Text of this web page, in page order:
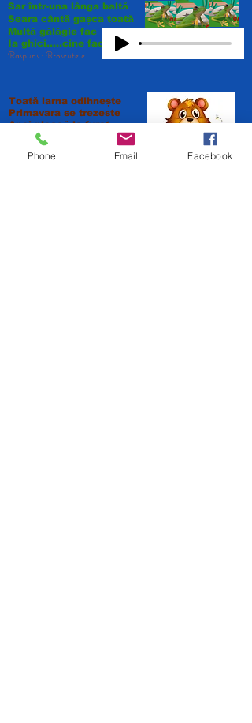
Sar într-una lânga baltă
Seara cântă gașca toată
Multă gălăgie fac
Ia ghici.....cine face oac??
Răspuns : Broscutele
Toată iarna odihnește
Primavara se trezeste
Apoi pleacă la furat
Fagurele l-a mâncat
Răspuns : Ursu
Phone Email Facebook